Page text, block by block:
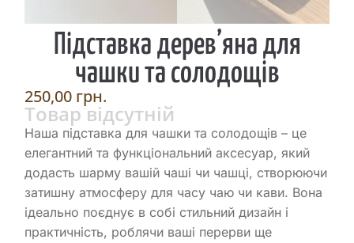
Підставка дерев’яна для
чашки та солодощів
250,00 грн.
Товар відсутній
Наша підставка для чашки та солодощів – це
елегантний та функціональний аксесуар, який
додасть шарму вашій чаші чи чашці, створюючи
затишну атмосферу для часу чаю чи кави. Вона
ідеально поєднує в собі стильний дизайн і
практичність, роблячи ваші перерви ще